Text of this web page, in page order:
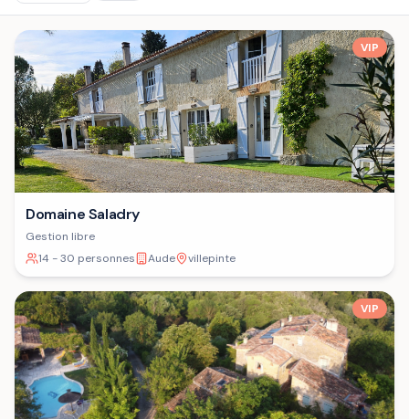
VIP
Domaine Saladry
Gestion libre
14 - 30 personnes
Aude villepinte
VIP